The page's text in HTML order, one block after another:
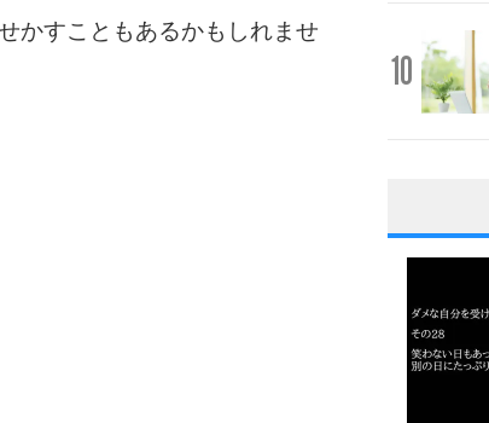
かすこともあるかもしれませ
10
1